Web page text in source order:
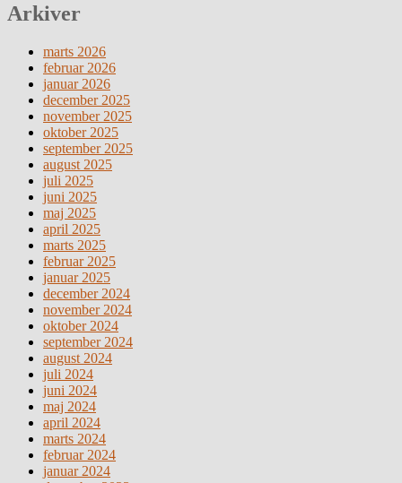
Arkiver
marts 2026
februar 2026
januar 2026
december 2025
november 2025
oktober 2025
september 2025
august 2025
juli 2025
juni 2025
maj 2025
april 2025
marts 2025
februar 2025
januar 2025
december 2024
november 2024
oktober 2024
september 2024
august 2024
juli 2024
juni 2024
maj 2024
april 2024
marts 2024
februar 2024
januar 2024